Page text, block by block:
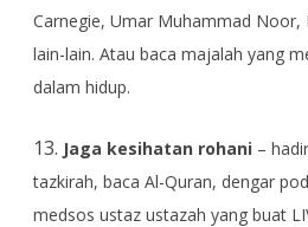
Carnegie, Umar Muhammad Noor,
lain-lain. Atau baca majalah yang
dalam hidup.
13. Jaga kesihatan rohani –
tazkirah, baca Al-Quran, dengar
medsos ustaz ustazah yang buat